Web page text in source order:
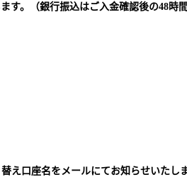
。（銀行振込はご入金確認後の48時
口座名をメールにてお知らせいたし